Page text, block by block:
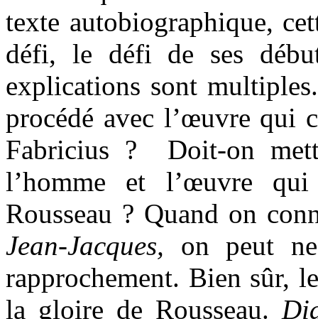
texte autobiographique,
défi, le défi de ses
explications sont
procédé avec l’œuvre qui
Fabricius ?
Doit-on
l’homme et l’œuvre
Rousseau ? Quand on
Jean-Jacques, on peut
rapprochement. Bien sûr,
la gloire de Rousseau.